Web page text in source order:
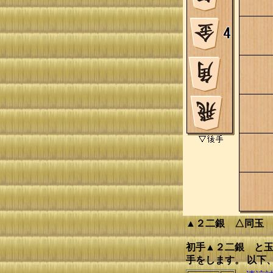
▲２二銀 △同玉
初手▲２二銀 と玉
手をします。 以